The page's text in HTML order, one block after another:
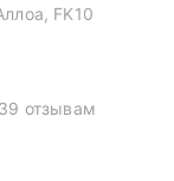
FK10
отзывам